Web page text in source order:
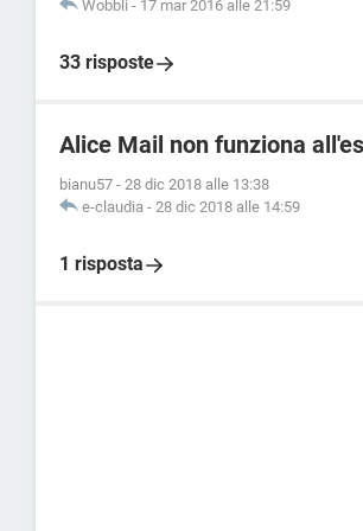
Wobbli - 17 mar 2016 alle 21:59
33 risposte
Alice Mail non funziona
bianu57 - 28 dic 2018 alle 13:38
e-claudia - 28 dic 2018 alle 14:59
1 risposta